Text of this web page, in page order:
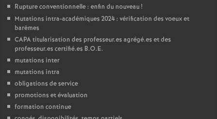
Rupture conventionnelle : enfin du nouveau!
Mutations intra-académiques 2024 : vérification des voeux et
barèmes
CAPAtitularisation des professeur.es agrégé.es et des
professeur.es certifié.es B.O.E.
mutations inter
mutations intra
obligations de service
promotions et évaluation
formation continue